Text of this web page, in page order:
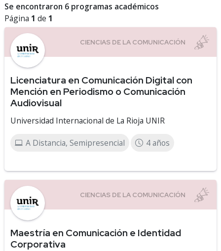
Se encontraron 6 programas académicos
Página 1 de 1
Licenciatura en Comunicación Digital con
Mención en Periodismo o Comunicación
Audiovisual
Universidad Internacional de La Rioja UNIR
A Distancia, Semipresencial 4 años
Maestría en Comunicación e Identidad
Corporativa